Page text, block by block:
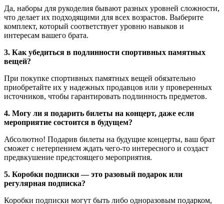
Да, наборы для рукоделия бывают разных уровней сложности,
что делает их подходящими для всех возрастов. Выберите
комплект, который соответствует уровню навыков и
интересам вашего брата.
3. Как убедиться в подлинности спортивных памятных
вещей?
При покупке спортивных памятных вещей обязательно
приобретайте их у надежных продавцов или у проверенных
источников, чтобы гарантировать подлинность предметов.
4. Могу ли я подарить билеты на концерт, даже если
мероприятие состоится в будущем?
Абсолютно! Подарив билеты на будущие концерты, ваш брат
сможет с нетерпением ждать чего-то интересного и создаст
предвкушение предстоящего мероприятия.
5. Коробки подписки — это разовый подарок или
регулярная подписка?
Коробки подписки могут быть либо одноразовым подарком,